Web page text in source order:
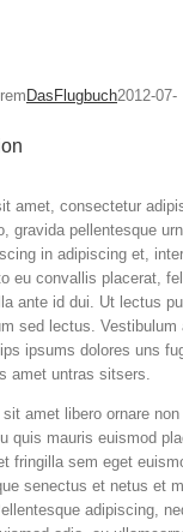
DasFlugbuch2012-07-
amet, consectetur
gravida pellentesque
in adipiscing et,
eu convallis placerat,
ante id dui. Ut lectus
sed lectus. Vestibulum
ipsums dolores uns
amet untras sitsers.
amet libero ornare
quis mauris euismod
fringilla sem eget
senectus et netus et
adipiscing,